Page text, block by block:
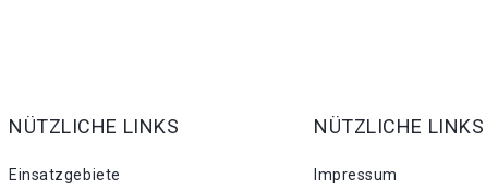
NÜTZLICHE LINKS
Einsatzgebiete
NÜTZLICHE LINKS
Impressum